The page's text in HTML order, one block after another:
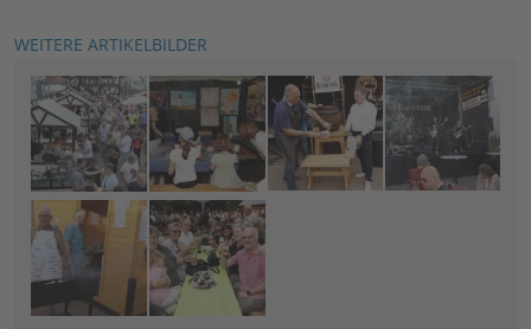
WEITERE ARTIKELBILDER